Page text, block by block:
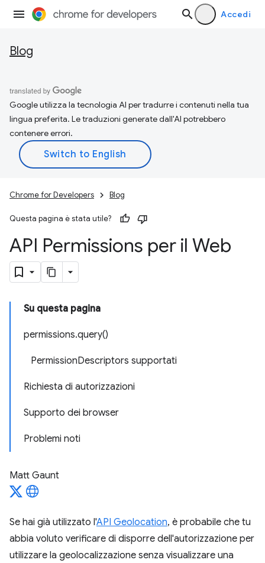
Accedi
Blog
Google utilizza la tecnologia AI per tradurre i contenuti nella tua
lingua preferita. Le traduzioni generate dall'AI potrebbero
contenere errori.
Chrome for Developers Blog
Questa pagina è stata utile?
API Permissions per il Web
Su questa pagina
permissions.query()
PermissionDescriptors supportati
Richiesta di autorizzazioni
Supporto dei browser
Problemi noti
Matt Gaunt
Se hai già utilizzato l'API Geolocation, è probabile che tu
abbia voluto verificare di disporre dell'autorizzazione per
utilizzare la geolocalizzazione senza visualizzare una